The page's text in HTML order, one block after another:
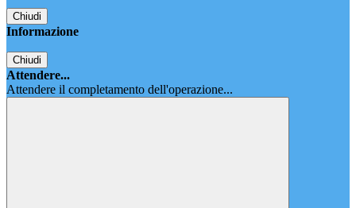
Chiudi
Informazione
Chiudi
Attendere...
Attendere il completamento dell'operazione...